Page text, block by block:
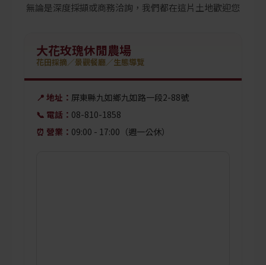
無論是深度採擷或商務洽詢，我們都在這片土地歡迎您
大花玫瑰休閒農場
花田採摘／景觀餐廳／生態導覽
📍 地址： 屏東縣九如鄉九如路一段2-88號
📞 電話： 08-810-1858
⏰ 營業： 09:00 - 17:00（週一公休）